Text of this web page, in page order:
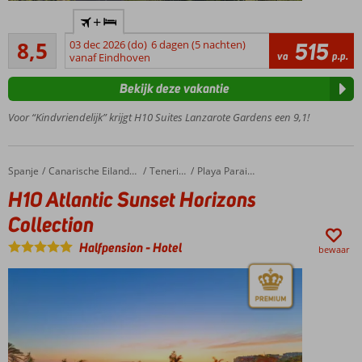
Accommodatie met een
GSTC erkend
duurzaamheidscertificaat
Ruim opgezet
familiecomplex
Gaaf, dat
piratenschip
glijbaantjes
Spitter,
spater
All
Inclusive
ook
mogelijk
strand
vlakbij
8,5Aanrader
53
beoordelingen
+
03 dec 2026 (do) 6 dagen (5 nachten)
vanaf Eindhoven
va 515 p.p.
Voor “Kindvriendelijk” krijgt H10 Suites Lanzarote Gardens een 9,1!
Bekijk deze vakantie
Home
Spanje Canarische Eilanden Tenerife Playa Paraiso
H10 Atlantic Sunset Horizons Collection
H10 Atlantic Sunset Horizons
Collection
Halfpension-Hotel bewaar